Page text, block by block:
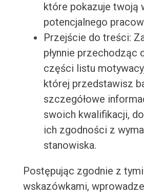
które pokazuje twoją
potencjalnego
Przejście do treści:
płynnie przechodząc
części listu
której przedstawisz
szczegółowe
swoich kwalifikacji,
ich zgodności z
stanowiska.
Postępując zgodnie z tymi
wskazówkami,